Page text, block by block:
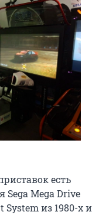
есть
Sega Mega Drive
из 1980-х и